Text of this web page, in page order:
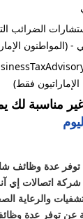
الضرائب
- (المواطنون
فقط)
مناسبة لك
جديدة للجنسيين في العديد
للوافدين والمقيمين
عن توفر عدة وظائف شاغرة جديدة في
وظائف شاغرة جديدة في